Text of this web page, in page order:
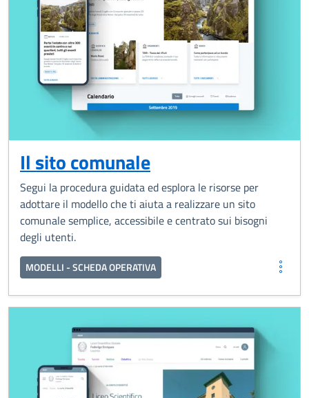
Il sito comunale
Segui la procedura guidata ed esplora le risorse per
adottare il modello che ti aiuta a realizzare un sito
comunale semplice, accessibile e centrato sui bisogni
degli utenti.
MODELLI - SCHEDA OPERATIVA